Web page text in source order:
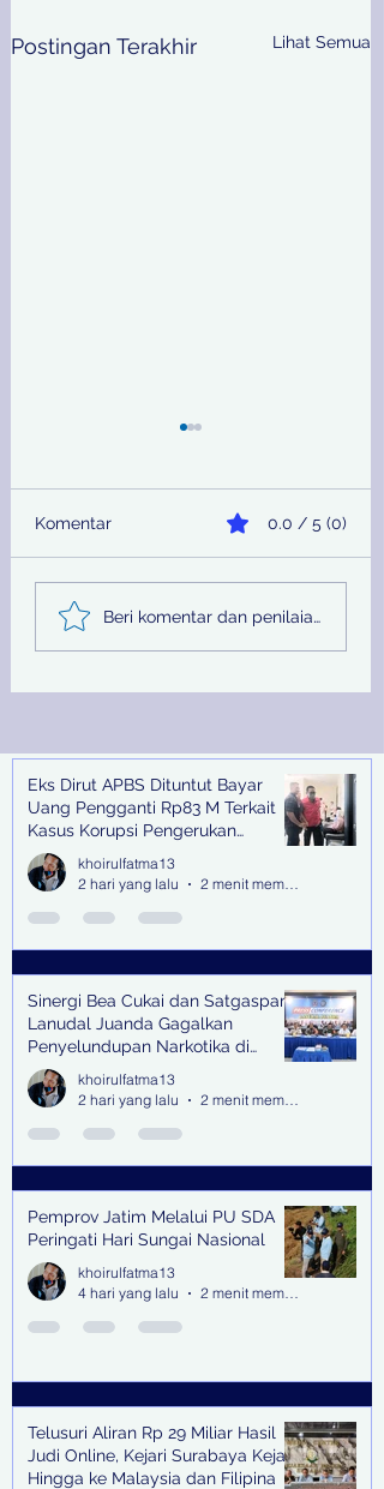
Postingan Terakhir Lihat Semua
Sinergi Bea Cukai dan
Satgaspam Lanudal
Juanda Gagalkan
Komentar 0.0 / 5 (0)
Beri komentar dan penilaian...
Recent Posts
Eks Dirut APBS Dituntut Bayar
Uang Pengganti Rp83 M Terkait
Kasus Korupsi Pengerukan
Tanjung Perak
khoirulfatma13
2 hari yang lalu
2 menit membaca
Sinergi Bea Cukai dan Satgaspam
Lanudal Juanda Gagalkan
Penyelundupan Narkotika di
Bandara Juanda
khoirulfatma13
2 hari yang lalu
2 menit membaca
Pemprov Jatim Melalui PU SDA
Peringati Hari Sungai Nasional
khoirulfatma13
4 hari yang lalu
2 menit membaca
Telusuri Aliran Rp 29 Miliar Hasil
Judi Online, Kejari Surabaya Kejar
Hingga ke Malaysia dan Filipina